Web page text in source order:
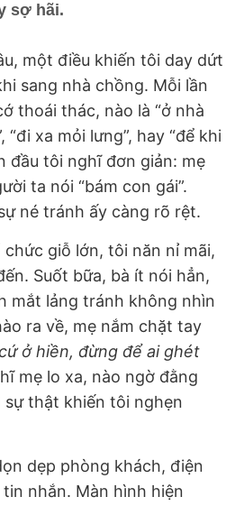
sợ hãi.
một điều khiến tôi day dứt
sang nhà chồng. Mỗi lần
thoái thác, nào là “ở nhà
xa mỏi lưng”, hay “để khi
đầu tôi nghĩ đơn giản: mẹ
ta nói “bám con gái”.
né tránh ấy càng rõ rệt.
giỗ lớn, tôi năn nỉ mãi,
Suốt bữa, bà ít nói hẳn,
mắt lảng tránh không nhìn
ra về, mẹ nắm chặt tay
ở hiền, đừng để ai ghét
mẹ lo xa, nào ngờ đằng
sự thật khiến tôi nghẹn
dẹp phòng khách, điện
nhắn. Màn hình hiện